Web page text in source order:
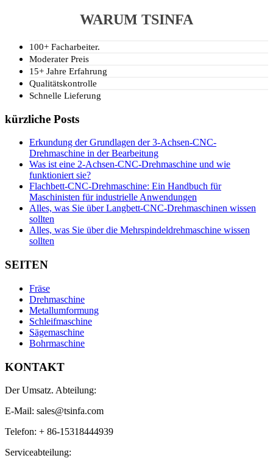
WARUM TSINFA
100+ Facharbeiter.
Moderater Preis
15+ Jahre Erfahrung
Qualitätskontrolle
Schnelle Lieferung
kürzliche Posts
Erkundung der Grundlagen der 3-Achsen-CNC-
Drehmaschine in der Bearbeitung
Was ist eine 2-Achsen-CNC-Drehmaschine und wie
funktioniert sie?
Flachbett-CNC-Drehmaschine: Ein Handbuch für
Maschinisten für industrielle Anwendungen
Alles, was Sie über Langbett-CNC-Drehmaschinen wissen
sollten
Alles, was Sie über die Mehrspindeldrehmaschine wissen
sollten
SEITEN
Fräse
Drehmaschine
Metallumformung
Schleifmaschine
Sägemaschine
Bohrmaschine
KONTAKT
Der Umsatz. Abteilung:
E-Mail: sales@tsinfa.com
Telefon: + 86-15318444939
Serviceabteilung: